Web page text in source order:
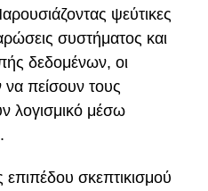
ψεύτικες
συστήματος και
δεδομένων, οι
πείσουν τους
λογισμικό μέσω
σκεπτικισμού